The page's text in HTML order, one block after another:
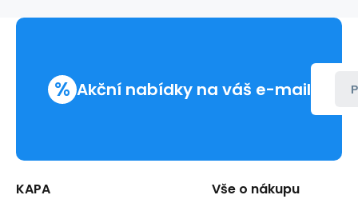
100%
1650,
1680,
kopií,A0V30HH
% Akční nabídky na váš e-mail
KAPA Vše o nákupu